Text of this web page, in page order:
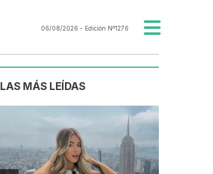
06/08/2026 - Edición Nº1276
LAS MÁS LEÍDAS